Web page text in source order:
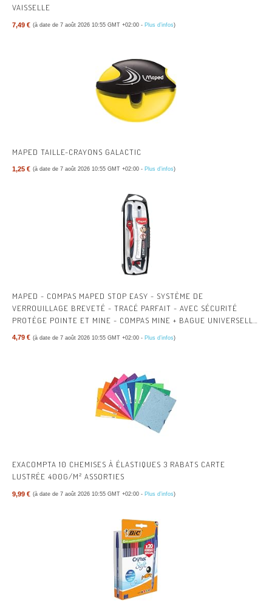
VAISSELLE
7,49 € (à date de 7 août 2026 10:55 GMT +02:00 - Plus d’infos)
MAPED TAILLE-CRAYONS GALACTIC
1,25 € (à date de 7 août 2026 10:55 GMT +02:00 - Plus d’infos)
MAPED - COMPAS MAPED STOP EASY - SYSTÈME DE
VERROUILLAGE BREVETÉ - TRACÉ PARFAIT - AVEC SÉCURITÉ
PROTÈGE POINTE ET MINE - COMPAS MINE + BAGUE UNIVERSELLE
4,79 € (à date de 7 août 2026 10:55 GMT +02:00 - Plus d’infos)
EXACOMPTA 10 CHEMISES À ÉLASTIQUES 3 RABATS CARTE
LUSTRÉE 400G/M² ASSORTIES
9,99 € (à date de 7 août 2026 10:55 GMT +02:00 - Plus d’infos)